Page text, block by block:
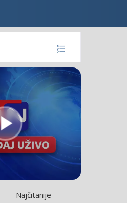
Najčitanije